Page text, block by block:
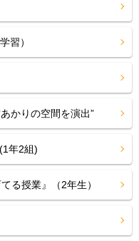
習）
かりの空間を演出”
年2組)
る授業』（2年生）